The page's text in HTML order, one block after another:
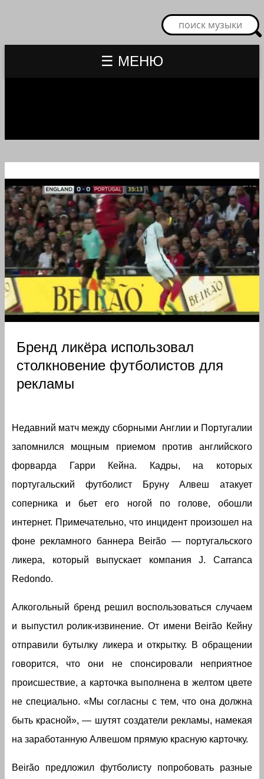
☰ МЕНЮ
Бренд ликёра использовал
столкновение футболистов для
рекламы
Недавний матч между сборными Англии и Португалии
запомнился мощным приемом против английского
форварда Гарри Кейна. Кадры, на которых
португальский футболист Бруну Алвеш атакует
соперника и бьет его ногой по голове, обошли
интернет. Примечательно, что инцидент произошел на
фоне рекламного баннера Beirão — португальского
ликера, который выпускает компания J. Carranca
Redondo.
Алкогольный бренд решил воспользоваться случаем
и выпустил ролик-извинение. От имени Beirão Кейну
отправили бутылку ликера и открытку. В обращении
говорится, что они не спонсировали неприятное
происшествие, а карточка выполнена в желтом цвете
не специально. «Мы согласны с тем, что она должна
быть красной», — шутят создатели рекламы, намекая
на заработанную Алвешом прямую красную карточку.
Beirão предложил футболисту попробовать разные